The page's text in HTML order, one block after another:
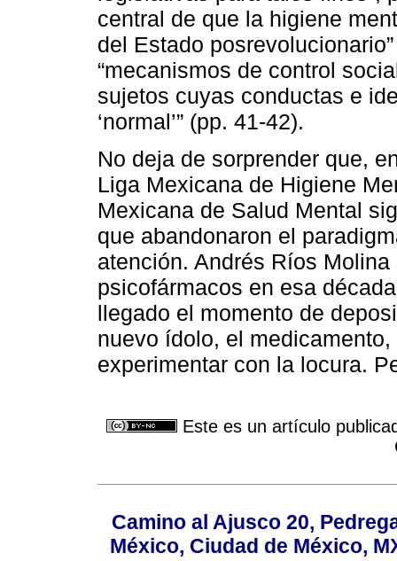
central de que la higiene
del Estado
“mecanismos de control
sujetos cuyas conductas e
‘normal’” (pp. 41-42).
No deja de sorprender que,
Liga Mexicana de Higiene
Mexicana de Salud Mental
que abandonaron el
atención. Andrés Ríos
psicofármacos en esa
llegado el momento de
nuevo ídolo, el
experimentar con la locura.
Este es un artículo
Camino al Ajusco 20,
México, Ciudad de México,